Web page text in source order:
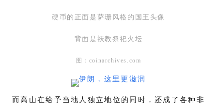
硬币的正面是萨珊风格的国王头像
背面是祆教祭祀火坛
图：coinarchives.com
而高山在给予当地人独立地位的同时，还成了各种非